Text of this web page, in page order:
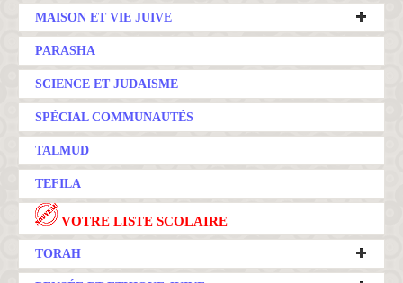
MAISON ET VIE JUIVE
PARASHA
SCIENCE ET JUDAISME
SPÉCIAL COMMUNAUTÉS
TALMUD
TEFILA
VOTRE LISTE SCOLAIRE
TORAH